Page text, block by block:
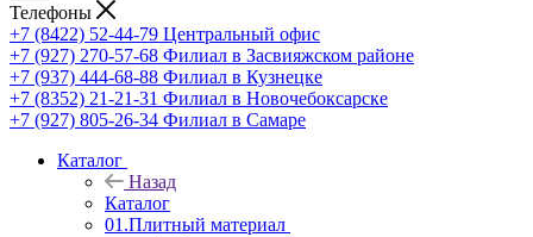
Телефоны
+7 (8422) 52-44-79 Центральный офис
+7 (927) 270-57-68 Филиал в Засвияжском районе
+7 (937) 444-68-88 Филиал в Кузнецке
+7 (8352) 21-21-31 Филиал в Новочебоксарске
+7 (927) 805-26-34 Филиал в Самаре
Каталог
Назад
Каталог
01.Плитный материал